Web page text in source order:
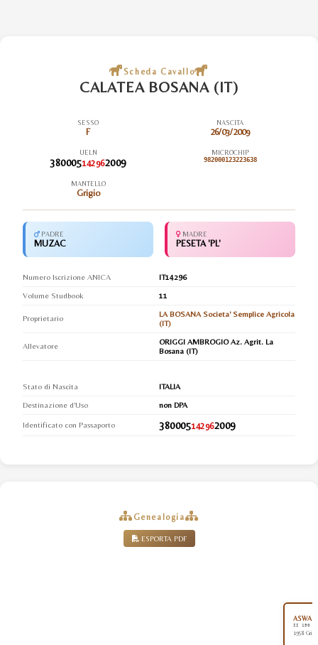
Scheda Cavallo
CALATEA BOSANA (IT)
SESSO
F
NASCITA
26/03/2009
UELN
380005142962009
MICROCHIP
982000123223638
MANTELLO
Grigio
PADRE
MUZAC
MADRE
PESETA 'PL'
Numero Iscrizione ANICA
IT14296
Volume Studbook
11
Proprietario
LA BOSANA Societa' Semplice Agricola
(IT)
Allevatore
ORIGGI AMBROGIO Az. Agrit. La
Bosana (IT)
Stato di Nascita
ITALIA
Destinazione d'Uso
non DPA
Identificato con Passaporto 380005142962009
Genealogia
ESPORTA PDF
ASWAN
II 150
1958 Grigio